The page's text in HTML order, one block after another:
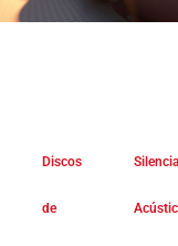
Discos
de